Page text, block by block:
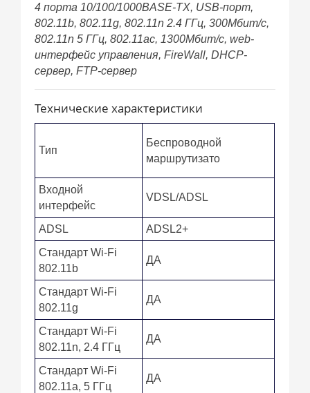
4 порта 10/100/1000BASE-TX, USB-порт,
802.11b, 802.11g, 802.11n 2.4 ГГц, 300Мбит/с,
802.11n 5 ГГц, 802.11ac, 1300Мбит/с, web-
интерфейс управления, FireWall, DHCP-
сервер, FTP-сервер
Технические характеристики
Тип
Беспроводной
маршрутизато
Входной
интерфейс
VDSL/ADSL
ADSL
ADSL2+
Стандарт Wi-Fi
802.11b
ДА
Стандарт Wi-Fi
802.11g
ДА
Стандарт Wi-Fi
802.11n, 2.4 ГГц
ДА
Стандарт Wi-Fi
802.11a, 5 ГГц
ДА